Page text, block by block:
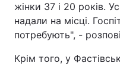
жінки 37 і 20 років.
надали на місці.
потребують", -
Крім того, у